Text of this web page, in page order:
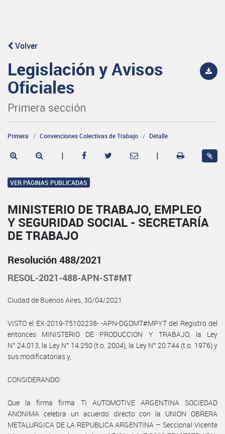
Volver
Legislación y Avisos
Oficiales
Primera sección
Primera Convenciones Colectivas de Trabajo Detalle
| |
VER PÁGINAS PUBLICADAS
MINISTERIO DE TRABAJO, EMPLEO
Y SEGURIDAD SOCIAL - SECRETARÍA
DE TRABAJO
Resolución 488/2021
RESOL-2021-488-APN-ST#MT
Ciudad de Buenos Aires, 30/04/2021
VISTO el EX-2019-75102238- -APN-DGDMT#MPYT del Registro del
entonces MINISTERIO DE PRODUCCION Y TRABAJO, la Ley
N° 24.013, la Ley N° 14.250 (t.o. 2004), la Ley N° 20.744 (t.o. 1976) y
sus modificatorias y,
CONSIDERANDO:
Que la firma firma TI AUTOMOTIVE ARGENTINA SOCIEDAD
ANONIMA celebra un acuerdo directo con la UNION OBRERA
METALURGICA DE LA REPUBLICA ARGENTINA – Seccional Vicente